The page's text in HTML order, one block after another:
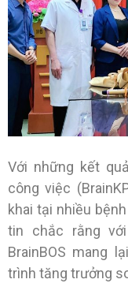
Với những kết
công việc
khai tại nhiều
tin chắc rằng
BrainBOS mang
trình tăng trưởng